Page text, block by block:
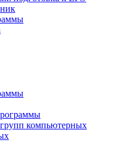
компьютерных